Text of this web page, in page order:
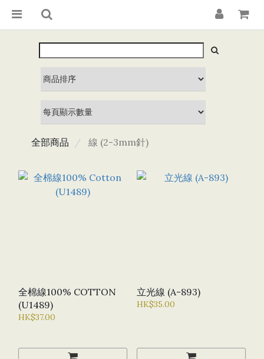
全部商品 線 (2-3mm針)
全棉線100% COTTON
(U1489)
HK$37.00
立光線 (A-893)
HK$35.00